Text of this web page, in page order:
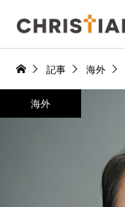
記事 海外
海外